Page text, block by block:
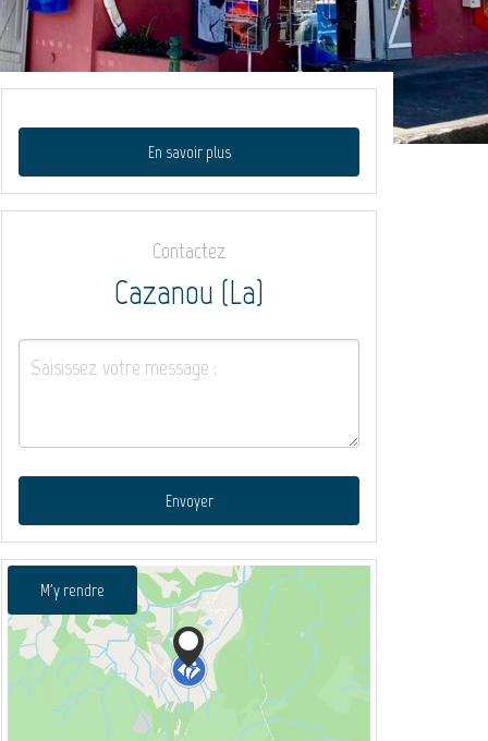
En savoir plus
Contactez
Cazanou (La)
Envoyer
M'y rendre